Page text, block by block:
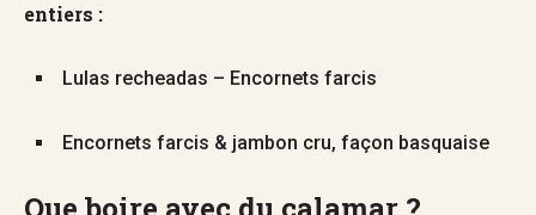
entiers :
Lulas recheadas – Encornets farcis
Encornets farcis & jambon cru, façon basquaise